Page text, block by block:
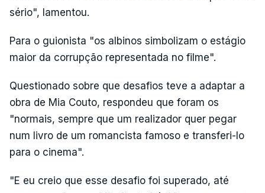
sério", lamentou.
Para o guionista "os albinos simbolizam o estágio
maior da corrupção representada no filme".
Questionado sobre que desafios teve a adaptar a
obra de Mia Couto, respondeu que foram os
"normais, sempre que um realizador quer pegar
num livro de um romancista famoso e transferi-lo
para o cinema".
"E eu creio que esse desafio foi superado, até